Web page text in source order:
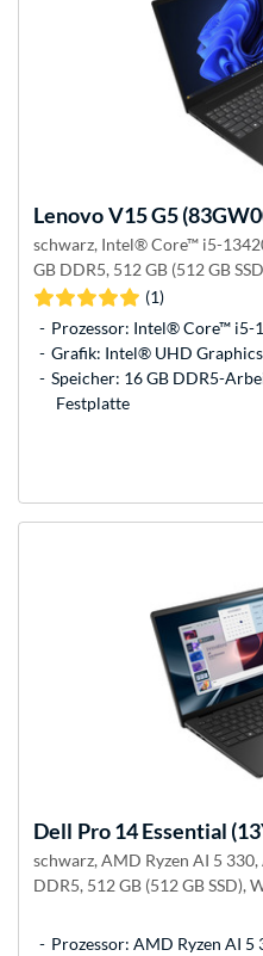
LenovoV15 G5
schwarz, Intel® Core™ i5-
GB DDR5, 512 GB (512 GB
(1)
Prozessor: Intel® Core™ i5-
Grafik: Intel® UHD Graphics
Speicher: 16 GB DDR5-
Festplatte
Dell Pro 14 Essential
schwarz, AMD Ryzen AI 5
DDR5, 512 GB (512 GB SSD),
Prozessor: AMD Ryzen AI 5